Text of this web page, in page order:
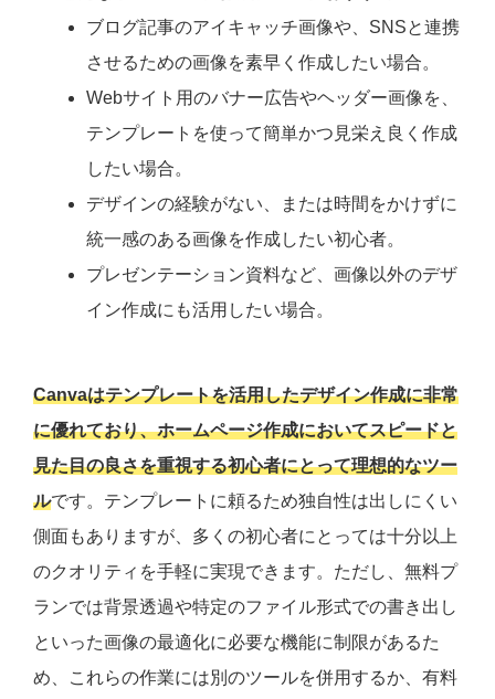
ブログ記事のアイキャッチ画像や、SNSと連携
させるための画像を素早く作成したい場合。
Webサイト用のバナー広告やヘッダー画像を、
テンプレートを使って簡単かつ見栄え良く作成
したい場合。
デザインの経験がない、または時間をかけずに
統一感のある画像を作成したい初心者。
プレゼンテーション資料など、画像以外のデザ
イン作成にも活用したい場合。
Canvaはテンプレートを活用したデザイン作成に非常
に優れており、ホームページ作成においてスピードと
見た目の良さを重視する初心者にとって理想的なツー
ルです。テンプレートに頼るため独自性は出しにくい
側面もありますが、多くの初心者にとっては十分以上
のクオリティを手軽に実現できます。ただし、無料プ
ランでは背景透過や特定のファイル形式での書き出し
といった画像の最適化に必要な機能に制限があるた
め、これらの作業には別のツールを併用するか、有料